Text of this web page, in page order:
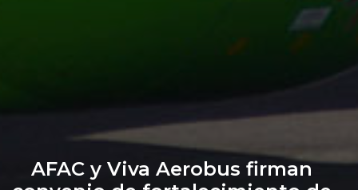
AFAC y Viva Aerobus firman